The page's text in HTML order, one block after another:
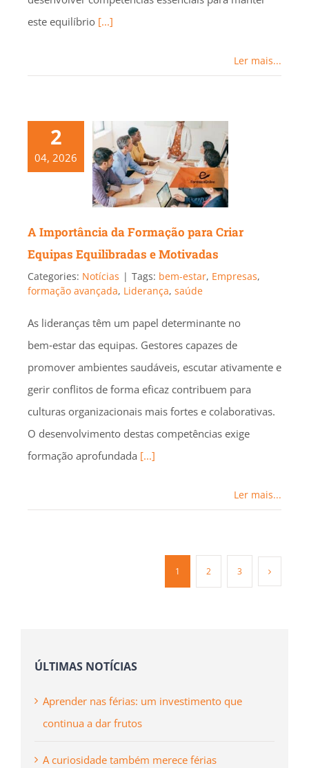
este equilíbrio [...]
Ler mais...
2
04, 2026
A Importância da Formação para Criar
Equipas Equilibradas e Motivadas
Categories: Notícias | Tags: bem-estar, Empresas,
formação avançada, Liderança, saúde
As lideranças têm um papel determinante no
bem‑estar das equipas. Gestores capazes de
promover ambientes saudáveis, escutar ativamente e
gerir conflitos de forma eficaz contribuem para
culturas organizacionais mais fortes e colaborativas.
O desenvolvimento destas competências exige
formação aprofundada [...]
Ler mais...
1 2 3
ÚLTIMAS NOTÍCIAS
Aprender nas férias: um investimento que
continua a dar frutos
A curiosidade também merece férias